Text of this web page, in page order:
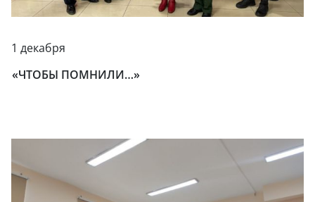
1 декабря
«ЧТОБЫ ПОМНИЛИ…»